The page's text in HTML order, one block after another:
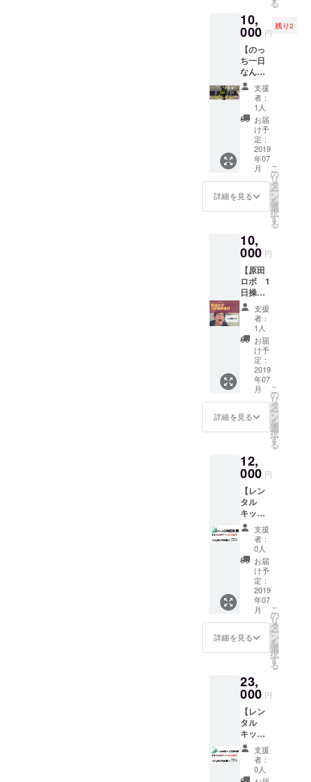
いしく
料理を
つくる
ことが
できる
んだ！
という
ことを
体感で
きる、
女性に
おスス
メのリ
ターン
です！
Rooter
開催日
7月27日
（土）
14:00〜
17:00
ら「綺
麗」
い
い！」
と 言わ
れた
い！ 今
回は、
そんな
想いを
形にす
べく今
回は
「眉
メイク
方法に
実践を
しても
らう リ
ターン
を用意
しまし
た。 講
師はリ
ピー
ター続
出・メ
イク検
定所
持、そ
んなプ
師の山
根さん
Rooter
開催日
時：
2019年
7月15日
（月）
14:00〜
16:30
予定
したよ
ね。 し
かし大
人にな
るにつ
れ、い
つのま
にかや
らなく
なった
「自分
たち
ルー
ル」。
そんな
今だか
らこそ
「子供
心」を
ゲーム
作りを
楽しん
でみま
せん
か？ 講
師は、
100人規
模のイ
ベント
成功・
Newspi
cksに出
演など
今大注
ティン
グタウ
ンを開
発した
株式会
社
NEXER
Aの
CEO
飛田さ
ん・
CBO(最
高ボー
ドゲー
ム責任
本さん
のお二
所：
Rooter
開催日
時：
2019年
8月10日
（土）
14:00〜
17:00
ンで
す。 お
好きな
色のエ
プロン
をお1つ
選んで
頂くこ
とがで
きま
す。 カ
ラー：
レッ
ド・ブ
ラッ
ク・ホ
ワイ
ベー
ジュ ☆
特典☆
1年間
Rooter
でオリ
ジナル
エプロ
ンを着
用して
頂けた
場合1時
間当た
りの利
用料金
を500円
割引さ
普段：
5000
間 エプ
ロン着
用の場
合：
4500
円/1時
間 クラ
ウド
ファン
ディン
グ終了
後メー
色決め
をさせ
させて
頂きま
す。 期
間：
2019年
7月
OPEN
～2020
年6月末
る
10,
000 円
残り2
【のっ
ち一日
なんで
もしま
す】 基
本8時間
勤務 草
むしり
からな
んでも
します
（危険
行為、
モラル
に反す
ること
せん）
クラウ
ドファ
ンディ
ング終
了後 場
所、日
程、詳
細を調
整しま
す ※交
通費は
別途必
要です
支援
者：
1人
お届
け予
定：
2019
年07
月
詳細を見る
こ
の
リ
タ
ー
ン
を
選
択
す
る
10,
000 円
【原田
ロボ 1
日操縦
可能権
利】 原
田ロボ
が1日あ
なたの
言う通
りに動
きま
す。 ・
元現場
監督な
のでDIY
や重労
可能で
す。 ・
調理経
験もあ
るので
料理も
できま
す。 ・
また
太って
いるの
で暖房
器具と
して。
・容姿
もそれ
ほど良
真を撮
るとあ
なたを
いつも
の3割増
しでき
れいに
写真に
おさめ
支援
者：
1人
お届
け予
定：
2019
年07
月
詳細を見る
こ
の
リ
タ
ー
ン
を
選
択
す
る
12,
000 円
【レン
タル
キッチ
ンス
ペース
利用5時
間】 名
の通り
レンタ
ルキッ
チンス
ペース
利用 5
時間の
割引の
リター
使用期
限：
2019.7.
8〜
2020.7.
7まで
※5時間
以降は
追加料
金が発
支援
者：
0人
お届
け予
定：
2019
年07
月
詳細を見る
こ
の
リ
タ
ー
ン
を
選
択
す
る
23,
000 円
【レン
タル
キッチ
ンス
ペース
利用５
時間×2
支援
者：
0人